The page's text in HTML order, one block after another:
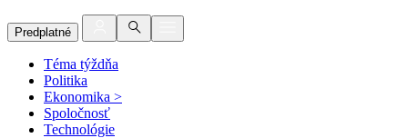
Predplatné
Téma týždňa
Politika
Ekonomika >
Spoločnosť
Technológie